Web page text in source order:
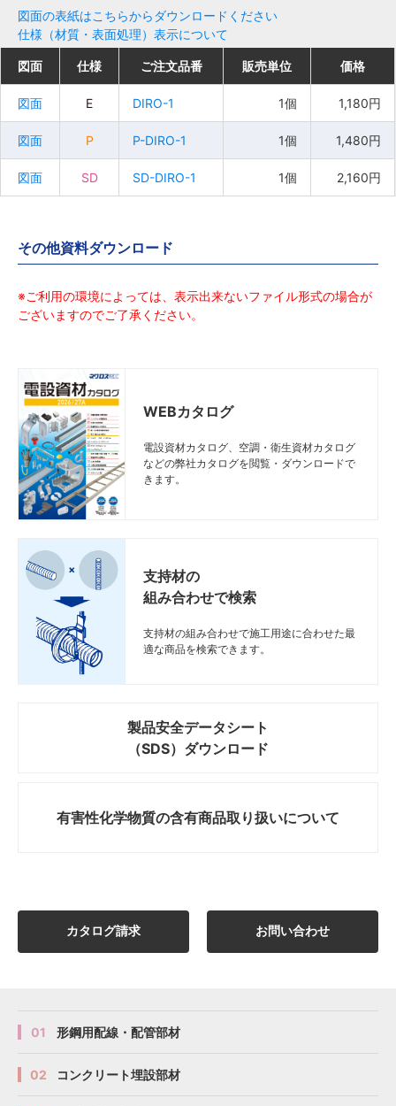
図面の表紙はこちらからダウンロードください
仕様（材質・表面処理）表示について
図面 仕様 ご注文品番 販売単位
図面 DIRO-1 1,180円
図面 P-DIRO-1 1,480円
図面 SD SD-DIRO-1 2,160円
図面 仕様 ご注文品番 販売単位 価格
図面 E DIRO-1 1個 1,180円
図面 P P-DIRO-1 1個 1,480円
図面 SD SD-DIRO-1 1個 2,160円
図面 仕様 ご注文品番 販売単位
図面 DIRO-1 1,180円
図面 P-DIRO-1 1,480円
図面 SD SD-DIRO-1 2,160円
図面 仕様 ご注文品番 販売単位 価格
図面 E DIRO-1 1個 1,180円
図面 P P-DIRO-1 1個 1,480円
図面 SD SD-DIRO-1 1個 2,160円
その他資料ダウンロード
※ご利用の環境によっては、表示出来ないファイル形式の場合が
ございますのでご了承ください。
WEBカタログ
電設資材カタログ、空調・衛生資材カタログ
などの弊社カタログを閲覧・ダウンロードで
きます。
支持材の
組み合わせで検索
支持材の組み合わせで施工用途に合わせた最
適な商品を検索できます。
製品安全データシート
（SDS）ダウンロード
有害性化学物質の含有商品取り扱いについて
カタログ請求 お問い合わせ
01 形鋼用配線・配管部材
02 コンクリート埋設部材